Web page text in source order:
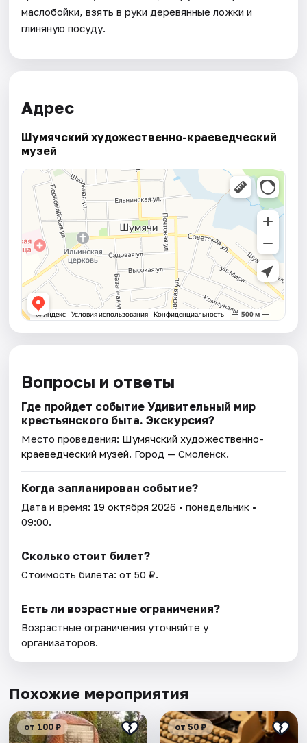
маслобойки, взять в руки деревянные ложки и
глиняную посуду.
Адрес
Шумячский художественно-краеведческий
музей
Вопросы и ответы
Где пройдет событие Удивительный мир
крестьянского быта. Экскурсия?
Место проведения: Шумячский художественно-
краеведческий музей. Город — Смоленск.
Когда запланирован событие?
Дата и время: 19 октября 2026 • понедельник •
09:00.
Сколько стоит билет?
Стоимость билета: от 50 ₽.
Есть ли возрастные ограничения?
Возрастные ограничения уточняйте у
организаторов.
Похожие мероприятия
от 100 ₽ от 50 ₽